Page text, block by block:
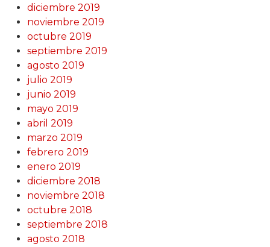
diciembre 2019
noviembre 2019
octubre 2019
septiembre 2019
agosto 2019
julio 2019
junio 2019
mayo 2019
abril 2019
marzo 2019
febrero 2019
enero 2019
diciembre 2018
noviembre 2018
octubre 2018
septiembre 2018
agosto 2018